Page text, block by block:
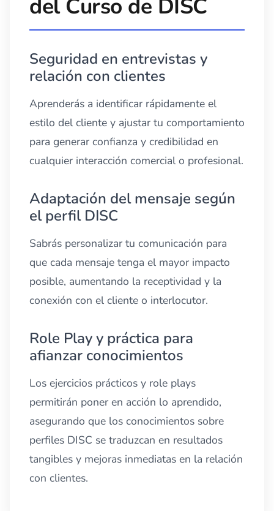
del Curso de DISC
Seguridad en entrevistas y
relación con clientes
Aprenderás a identificar rápidamente el
estilo del cliente y ajustar tu comportamiento
para generar confianza y credibilidad en
cualquier interacción comercial o profesional.
Adaptación del mensaje según
el perfil DISC
Sabrás personalizar tu comunicación para
que cada mensaje tenga el mayor impacto
posible, aumentando la receptividad y la
conexión con el cliente o interlocutor.
Role Play y práctica para
afianzar conocimientos
Los ejercicios prácticos y role plays
permitirán poner en acción lo aprendido,
asegurando que los conocimientos sobre
perfiles DISC se traduzcan en resultados
tangibles y mejoras inmediatas en la relación
con clientes.